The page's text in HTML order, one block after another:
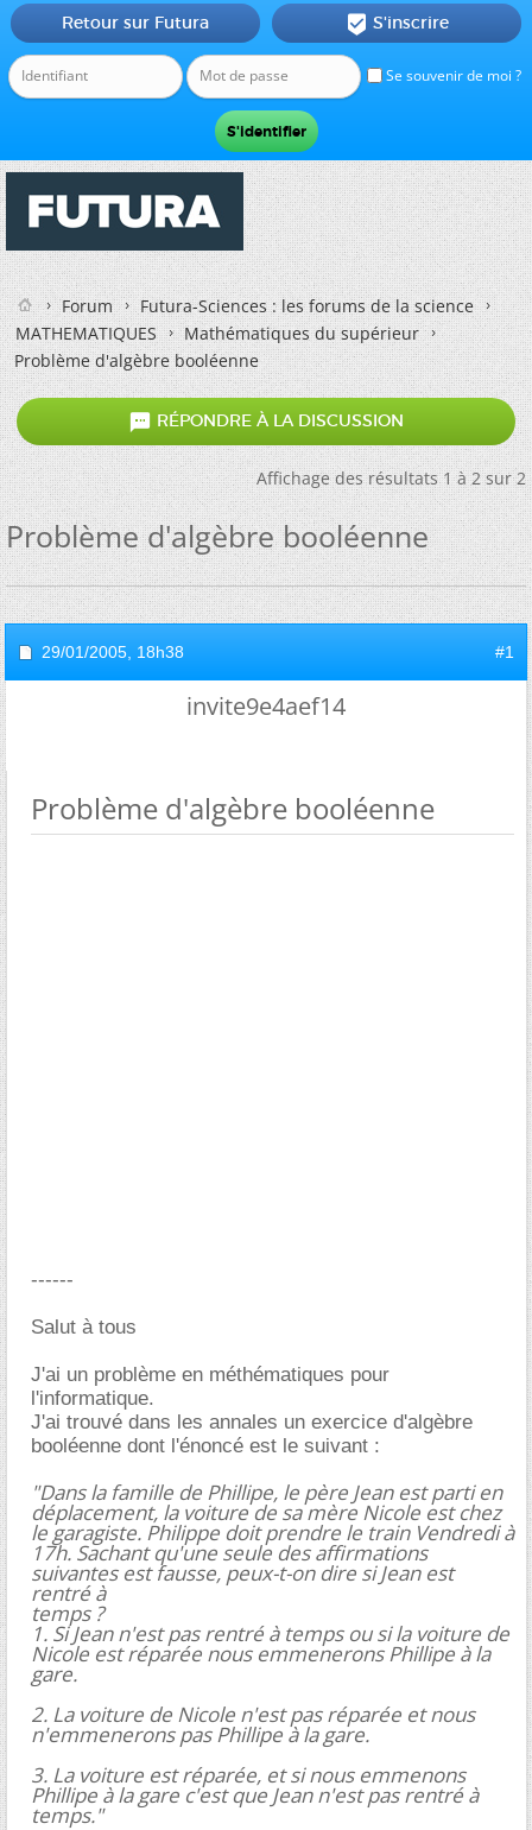
Se souvenir de moi ?
Retour sur Futura  S'inscrire
Forum
Futura-Sciences : les forums de la science
MATHEMATIQUES
Mathématiques du supérieur
Problème d'algèbre booléenne
 RÉPONDRE À LA DISCUSSION
Affichage des résultats 1 à 2 sur 2
Problème d'algèbre booléenne
29/01/2005, 18h38 #1
invite9e4aef14
Problème d'algèbre booléenne
------
Salut à tous
J'ai un problème en méthématiques pour
l'informatique.
J'ai trouvé dans les annales un exercice d'algèbre
booléenne dont l'énoncé est le suivant :
"Dans la famille de Phillipe, le père Jean est parti en
déplacement, la voiture de sa mère Nicole est chez
le garagiste. Philippe doit prendre le train Vendredi à
17h. Sachant qu'une seule des affirmations
suivantes est fausse, peux-t-on dire si Jean est
rentré à
temps ?
1. Si Jean n'est pas rentré à temps ou si la voiture de
Nicole est réparée nous emmenerons Phillipe à la
gare.
2. La voiture de Nicole n'est pas réparée et nous
n'emmenerons pas Phillipe à la gare.
3. La voiture est réparée, et si nous emmenons
Phillipe à la gare c'est que Jean n'est pas rentré à
temps."